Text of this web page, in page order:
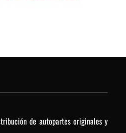
de autopartes originales y